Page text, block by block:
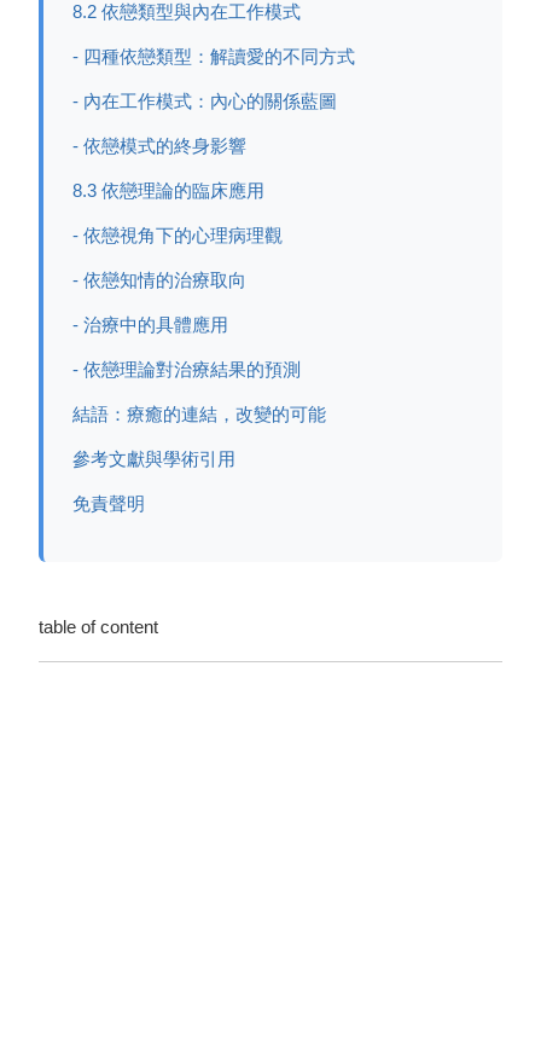
8.2 依戀類型與內在工作模式
- 四種依戀類型：解讀愛的不同方式
- 內在工作模式：內心的關係藍圖
- 依戀模式的終身影響
8.3 依戀理論的臨床應用
- 依戀視角下的心理病理觀
- 依戀知情的治療取向
- 治療中的具體應用
- 依戀理論對治療結果的預測
結語：療癒的連結，改變的可能
參考文獻與學術引用
免責聲明
table of content